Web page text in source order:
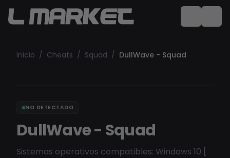
Inicio / Cheats / Squad / DullWave - Squad
NO DETECTADO
DullWave - Squad
Sistemas operativos compatibles: Windows 10 [